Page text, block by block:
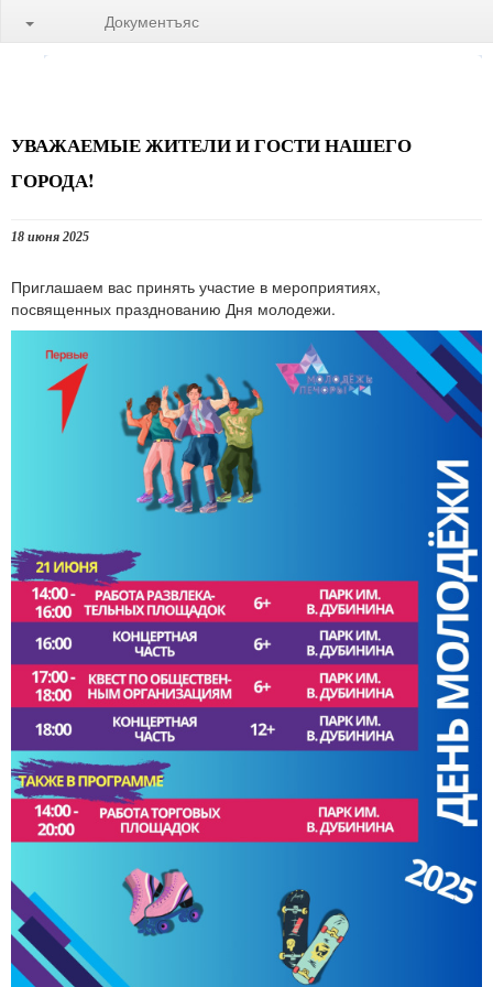
Документъяс
УВАЖАЕМЫЕ ЖИТЕЛИ И ГОСТИ НАШЕГО
ГОРОДА!
18 июня 2025
Приглашаем вас принять участие в мероприятиях,
посвященных празднованию Дня молодежи.